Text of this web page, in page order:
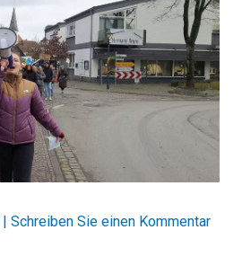
| Schreiben Sie einen Kommentar